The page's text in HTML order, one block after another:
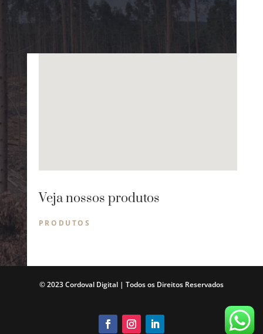
Veja nossos produtos
PRODUTOS
© 2023 Cordoval Digital | Todos os Direitos Reservados